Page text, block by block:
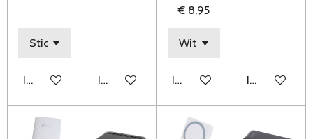
In winkelwagenIn winkelwagen
€ 8,95
In winkelwagenIn